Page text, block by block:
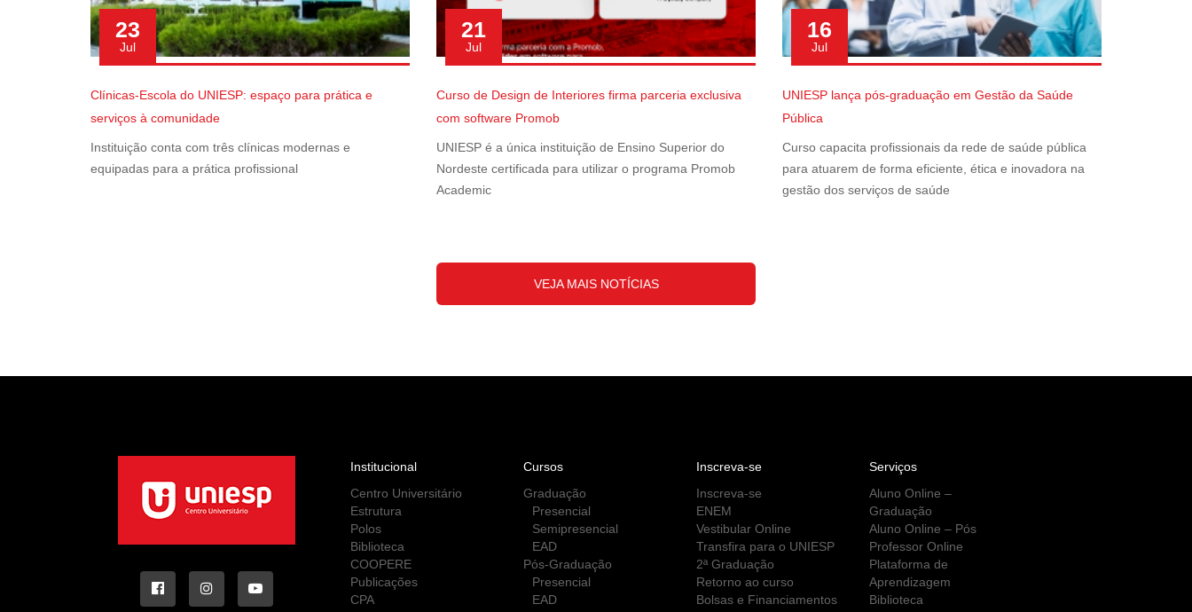
23
Jul
Clínicas-Escola do UNIESP: espaço para prática e
serviços à comunidade
Instituição conta com três clínicas modernas e
equipadas para a prática profissional
21
Jul
Curso de Design de Interiores firma parceria exclusiva
com software Promob
UNIESP é a única instituição de Ensino Superior do
Nordeste certificada para utilizar o programa Promob
Academic
16
Jul
UNIESP lança pós-graduação em Gestão da Saúde
Pública
Curso capacita profissionais da rede de saúde pública
para atuarem de forma eficiente, ética e inovadora na
gestão dos serviços de saúde
VEJA MAIS NOTÍCIAS
Institucional
Centro Universitário
Estrutura
Polos
Biblioteca
COOPERE
Publicações
CPA
Cursos
Graduação
Presencial
Semipresencial
EAD
Pós-Graduação
Presencial
EAD
Inscreva-se
Inscreva-se
ENEM
Vestibular Online
Transfira para o UNIESP
2ª Graduação
Retorno ao curso
Bolsas e Financiamentos
Serviços
Aluno Online –
Graduação
Aluno Online – Pós
Professor Online
Plataforma de
Aprendizagem
Biblioteca